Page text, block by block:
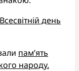
Всесвітній день
пам’ять
народу.